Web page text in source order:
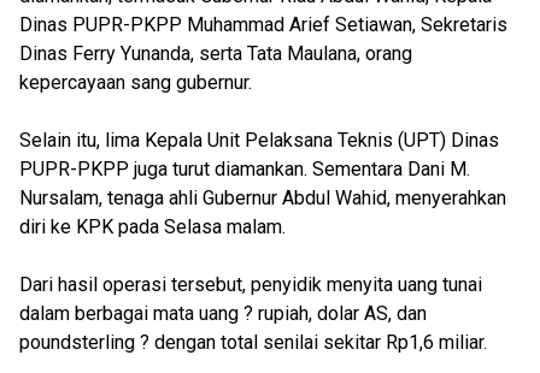
Dinas PUPR-PKPP Muhammad Arief Setiawan, Sekretaris
Dinas Ferry Yunanda, serta Tata Maulana, orang
kepercayaan sang gubernur.
Selain itu, lima Kepala Unit Pelaksana Teknis (UPT) Dinas
PUPR-PKPP juga turut diamankan. Sementara Dani M.
Nursalam, tenaga ahli Gubernur Abdul Wahid, menyerahkan
diri ke KPK pada Selasa malam.
Dari hasil operasi tersebut, penyidik menyita uang tunai
dalam berbagai mata uang ? rupiah, dolar AS, dan
poundsterling ? dengan total senilai sekitar Rp1,6 miliar.